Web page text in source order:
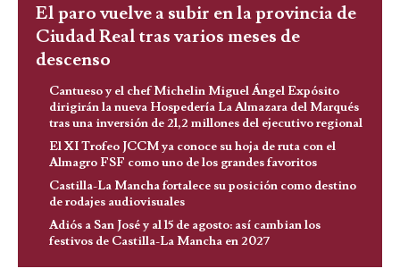
El paro vuelve a subir en la provincia de
Ciudad Real tras varios meses de
descenso
Cantueso y el chef Michelin Miguel Ángel Expósito
dirigirán la nueva Hospedería La Almazara del Marqués
tras una inversión de 21,2 millones del ejecutivo regional
El XI Trofeo JCCM ya conoce su hoja de ruta con el
Almagro FSF como uno de los grandes favoritos
Castilla-La Mancha fortalece su posición como destino
de rodajes audiovisuales
Adiós a San José y al 15 de agosto: así cambian los
festivos de Castilla-La Mancha en 2027